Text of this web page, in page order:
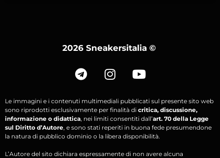
2026 Sneakersitalia ©
Le immagini e i contenuti multimediali pubblicati sul presente sito web
sono riprodotti esclusivamente per finalità di critica, discussione,
informazione o didattica, nei limiti consentiti dall’art. 70 della Legge
sul Diritto d’Autore, e sono stati reperiti in buona fede presumendone
la natura di pubblico dominio o la libera disponibilità.
L’Autore del sito dichiara espressamente di non avere alcuna